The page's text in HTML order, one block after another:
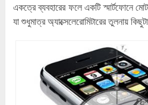
একত্রে ব্যবহারের ফলে একটি স্মার্টফোনে
যা শুধুমাত্র অ্যাক্সেলেরোমিটারের তুলনায়